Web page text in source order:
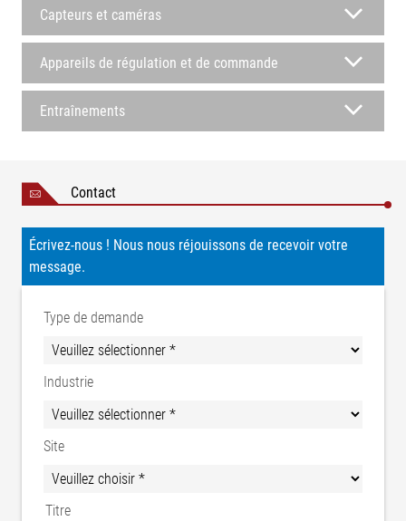
Capteurs et caméras
Appareils de régulation et de commande
Entraînements
Contact
Écrivez-nous ! Nous nous réjouissons de recevoir votre
message.
Type de demande
Industrie
Site
Titre